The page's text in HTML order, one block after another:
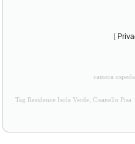
[
camera
Tag Residence Isola Verde, Cisanello Pisa